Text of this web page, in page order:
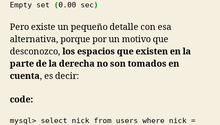
Empty set
(0.00 sec)
Pero existe un pequeño detalle con esa
alternativa, porque por un motivo que
desconozco, los espacios que existen en la
parte de la derecha no son tomados en
cuenta, es decir:
code:
mysql> select nick from users where nick =